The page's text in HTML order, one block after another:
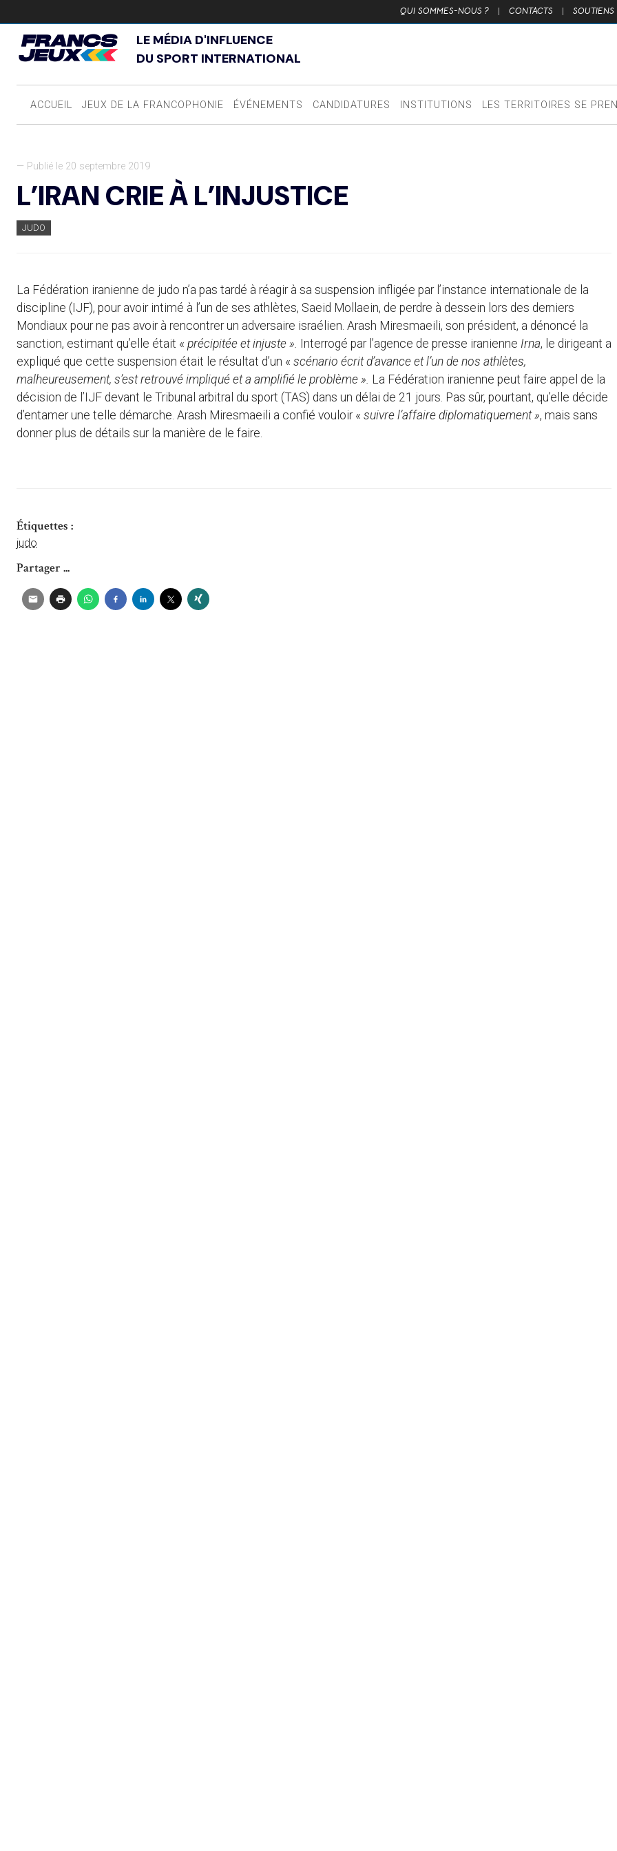
QUI SOMMES-NOUS ? | CONTACTS | SOUTIENS
LE MÉDIA D'INFLUENCE
DU SPORT INTERNATIONAL
ACCUEIL JEUX DE LA FRANCOPHONIE ÉVÉNEMENTS CANDIDATURES INSTITUTIONS LES TERRITOIRES SE
— Publié le 20 septembre 2019
L’IRAN CRIE À L’INJUSTICE
JUDO
La Fédération iranienne de judo n’a pas tardé à réagir à sa suspension infligée par l’instance internationale de la
discipline (IJF), pour avoir intimé à l’un de ses athlètes, Saeid Mollaein, de perdre à dessein lors des derniers
Mondiaux pour ne pas avoir à rencontrer un adversaire israélien. Arash Miresmaeili, son président, a dénoncé la
sanction, estimant qu’elle était « précipitée et injuste ». Interrogé par l’agence de presse iranienne Irna, le dirigeant a
expliqué que cette suspension était le résultat d’un « scénario écrit d’avance et l’un de nos athlètes,
malheureusement, s’est retrouvé impliqué et a amplifié le problème ». La Fédération iranienne peut faire appel de la
décision de l’IJF devant le Tribunal arbitral du sport (TAS) dans un délai de 21 jours. Pas sûr, pourtant, qu’elle décide
d’entamer une telle démarche. Arash Miresmaeili a confié vouloir « suivre l’affaire diplomatiquement », mais sans
donner plus de détails sur la manière de le faire.
Étiquettes :
judo
Partager ...